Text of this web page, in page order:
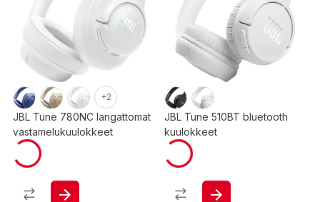
+2
JBL Tune 780NC langattomat
vastamelukuulokkeet
JBL Tune 510BT bluetooth
kuulokkeet